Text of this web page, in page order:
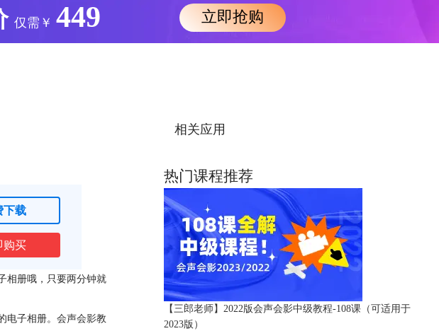
仅需￥ 449 立即抢购
下载
购买
相册哦，只要两分钟就
子相册。 会声会影教
相关应用
热门课程推荐
【三郎老师】2022版会声会影中级教程-108课（可适用于
2023版）